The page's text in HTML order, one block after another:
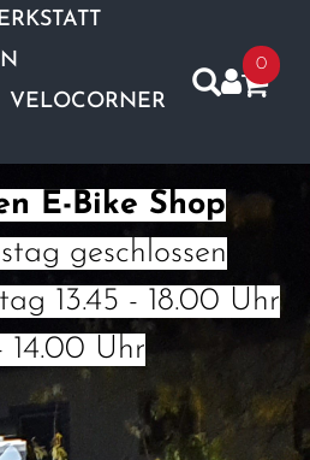
VELOCORNER
0
E-Bike Shop
geschlossen
13.45 - 18.00 Uhr
14.00 Uhr